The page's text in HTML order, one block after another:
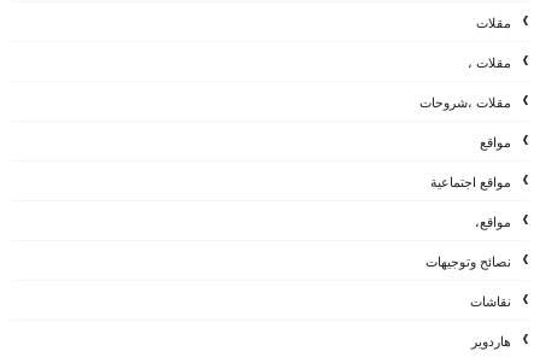
مقلات
مقلات ،
مقلات ،شروحات
مواقع
مواقع اجتماعية
مواقع،
نصائح وتوجيهات
نقاشات
هاردوير